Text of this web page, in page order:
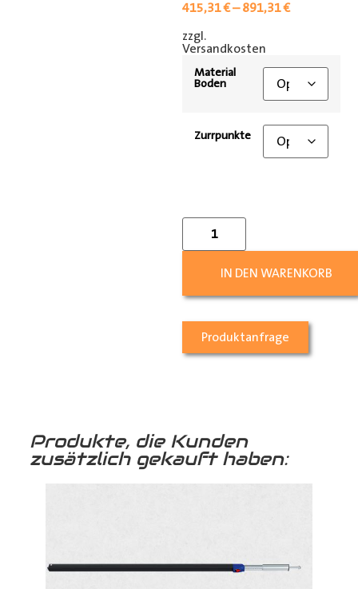
415,31€–891,31€
zzgl.
Versandkosten
Material
Boden
Zurrpunkte
IN DEN WARENKORB
Produktanfrage
Produkte, die Kunden
zusätzlich gekauft haben: